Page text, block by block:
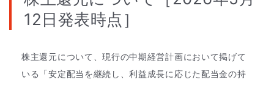
12日発表時点］
株主還元について、現行の中期経営計画において掲げて
いる「安定配当を継続し、利益成長に応じた配当金の持